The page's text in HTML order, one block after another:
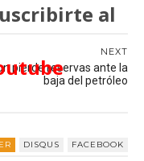
al
NEXT
pierde reservas ante la
baja del petróleo
DISQUS FACEBOOK